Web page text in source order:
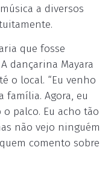
a diversos
que fosse
dançarina Mayara
o local. “Eu venho
família. Agora, eu
palco. Eu acho tão
não vejo ninguém
comento sobre